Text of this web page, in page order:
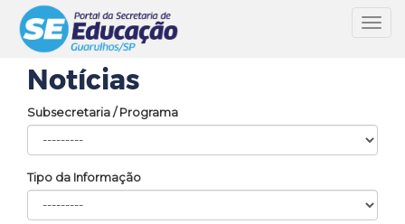
Notícias
Subsecretaria / Programa
Tipo da Informação